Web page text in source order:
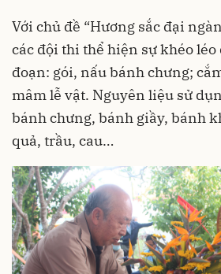
Với chủ đề “Hương sắc đại
các đội thi thể hiện sự khéo
đoạn: gói, nấu bánh chưng;
mâm lễ vật. Nguyên liệu sử
bánh chưng, bánh giầy, bánh
quả, trầu, cau…